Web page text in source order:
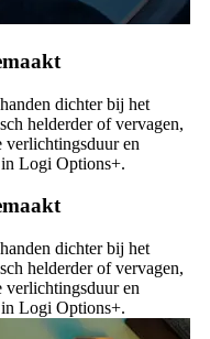
dichter bij het
helderder of vervagen,
en
Logi Options+.
dichter bij het
helderder of vervagen,
en
Logi Options+.